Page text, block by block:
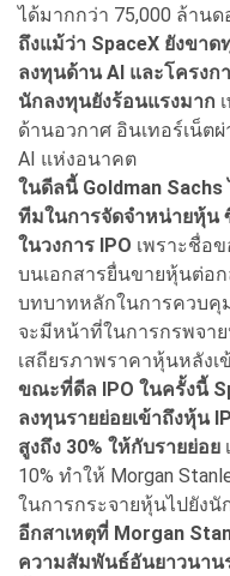
ได้มากกว่า 75,000 ล้านด
ถึงแม้ว่า SpaceX ยังขา
ลงทุนด้าน AI และโครง
นักลงทุนยังร้อนแรงมาก
ด้านอวกาศ อินเทอร์เน็ต
AI แห่งอนาคต
ในดีลนี้ Goldman
ทีมในการจัดจำหน่ายหุ้น
ในวงการ IPO เพราะชื่อ
บนเอกสารยื่นขายหุ้นต่อ
บทบาทหลักในการควบคุ
จะมีหน้าที่ในการกรพจา
เสถียรภาพราคาหุ้นหลังเ
ขณะที่ดีล IPO ในครั้งนี้
ลงทุนรายย่อยเข้าถึงหุ้น
สูงถึง 30% ให้กับรายย่อย
10% ทำให้ Morgan
ในการกระจายหุ้นไปยัง
อีกสาเหตุที่ Morgan
ความสัมพันธ์อันยาวนาน